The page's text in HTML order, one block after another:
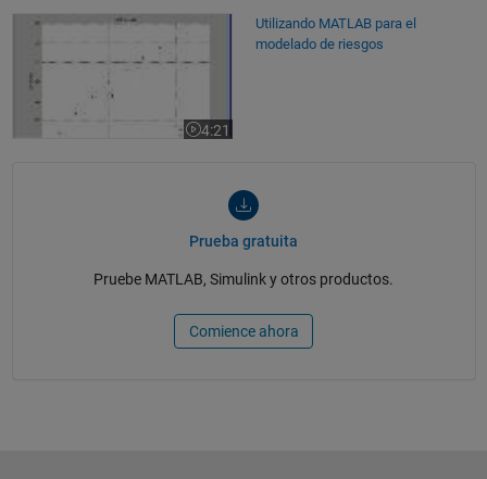
Utilizando MATLAB para el modelado de riesgos
4:21
Duración del vídeo 4:21
Utilizando MATLAB para el
modelado de riesgos
Prueba gratuita
Pruebe MATLAB, Simulink y otros productos.
Comience ahora